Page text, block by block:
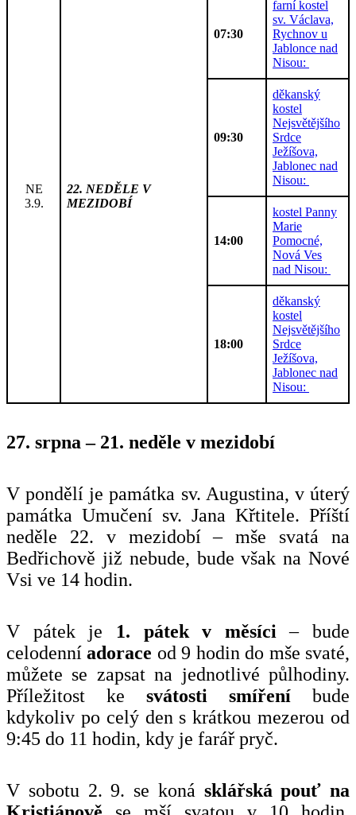
NE
3.9.
22. NEDĚLE V
MEZIDOBÍ
07:30
farní kostel
sv. Václava,
Rychnov u
Jablonce nad
Nisou:
09:30
děkanský
kostel
Nejsvětějšího
Srdce
Ježíšova,
Jablonec nad
Nisou:
14:00
kostel Panny
Marie
Pomocné,
Nová Ves
nad Nisou:
18:00
děkanský
kostel
Nejsvětějšího
Srdce
Ježíšova,
Jablonec nad
Nisou:
27. srpna – 21. neděle v mezidobí
V pondělí je památka sv. Augustina, v úterý
památka Umučení sv. Jana Křtitele. Příští
neděle 22. v mezidobí – mše svatá na
Bedřichově již nebude, bude však na Nové
Vsi ve 14 hodin.
V pátek je 1. pátek v měsíci– bude
celodenníadorace od 9 hodin do mše svaté,
můžete se zapsat na jednotlivé půlhodiny.
Příležitost ke svátosti smíření bude
kdykoliv po celý den s krátkou mezerou od
9:45 do 11 hodin, kdy je farář pryč.
V sobotu 2. 9. se koná sklářská pouť na